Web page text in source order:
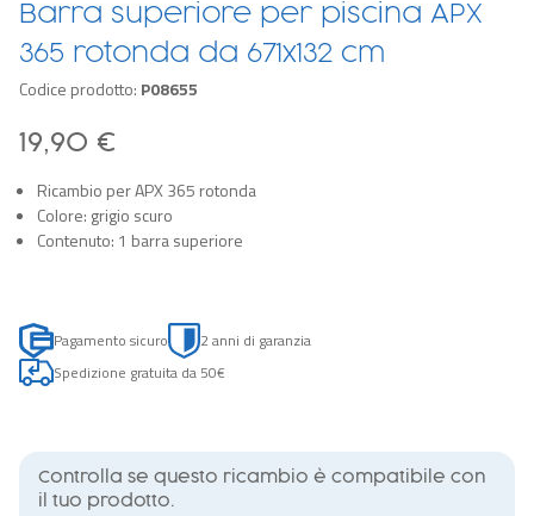
Barra superiore per piscina APX
365 rotonda da 671x132 cm
Codice prodotto: P08655
19,90 €
Ricambio per APX 365 rotonda
Colore: grigio scuro
Contenuto: 1 barra superiore
Pagamento sicuro
2 anni di garanzia
Spedizione gratuita da 50€
Controlla se questo ricambio è compatibile con
il tuo prodotto.